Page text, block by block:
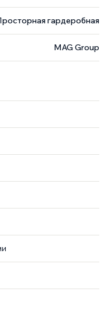
гардеробная
MAG Group